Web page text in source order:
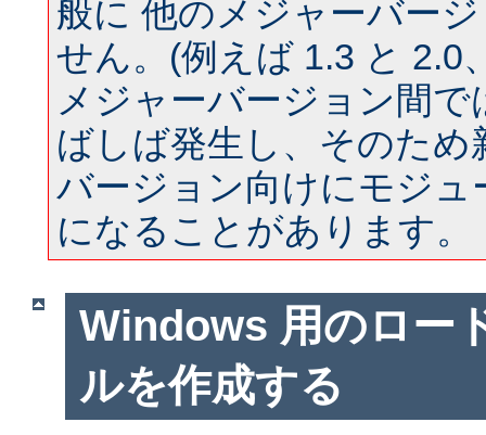
般に 他のメジャーバー
せん。(例えば 1.3 と 2.0
メジャーバージョン間
ばしば発生し、そのため
バージョン向けにモジュ
になることがあります。
Windows 用のロー
ルを作成する